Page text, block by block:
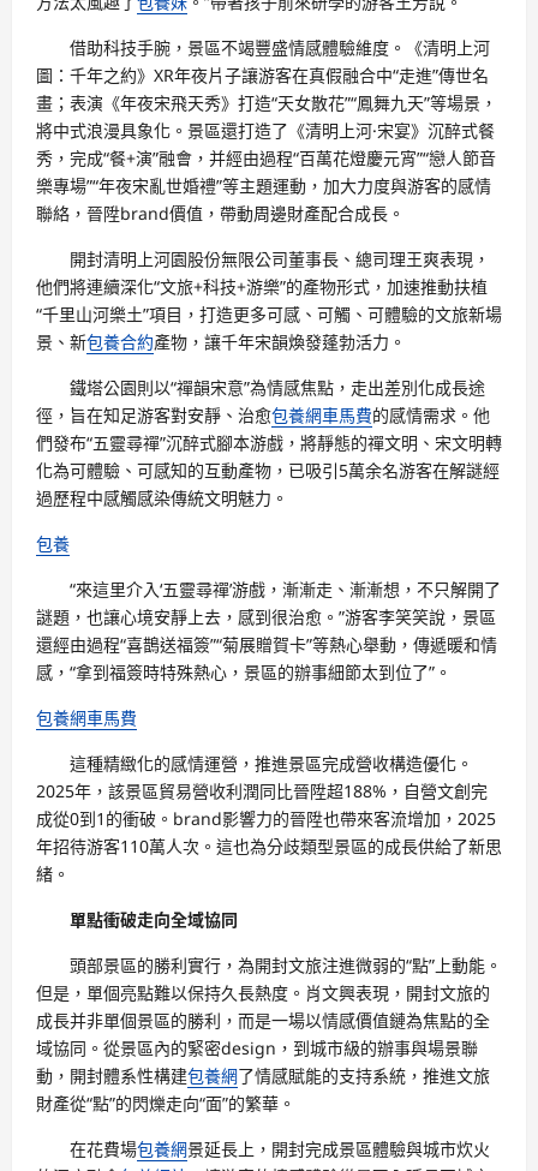
借助科技手腕，景區不竭豐盛情感體驗維度。《清明上河
圖：千年之約》XR年夜片子讓游客在真假融合中“走進”傳世名
畫；表演《年夜宋飛天秀》打造“天女散花”“鳳舞九天”等場景，
將中式浪漫具象化。景區還打造了《清明上河·宋宴》沉醉式餐
秀，完成“餐+演”融會，并經由過程“百萬花燈慶元宵”“戀人節音
樂專場”“年夜宋亂世婚禮”等主題運動，加大力度與游客的感情
聯絡，晉陞brand價值，帶動周邊財產配合成長。
開封清明上河園股份無限公司董事長、總司理王爽表現，
他們將連續深化“文旅+科技+游樂”的產物形式，加速推動扶植
“千里山河樂土”項目，打造更多可感、可觸、可體驗的文旅新場
景、新包養合約產物，讓千年宋韻煥發蓬勃活力。
鐵塔公園則以“禪韻宋意”為情感焦點，走出差別化成長途
徑，旨在知足游客對安靜、治愈包養網車馬費的感情需求。他
們發布“五靈尋禪”沉醉式腳本游戲，將靜態的禪文明、宋文明轉
化為可體驗、可感知的互動產物，已吸引5萬余名游客在解謎經
過歷程中感觸感染傳統文明魅力。
包養
“來這里介入‘五靈尋禪’游戲，漸漸走、漸漸想，不只解開了
謎題，也讓心境安靜上去，感到很治愈。”游客李笑笑說，景區
還經由過程“喜鵲送福簽”“菊展贈賀卡”等熱心舉動，傳遞暖和情
感，“拿到福簽時特殊熱心，景區的辦事細節太到位了”。
包養網車馬費
這種精緻化的感情運營，推進景區完成營收構造優化。
2025年，該景區貿易營收利潤同比晉陞超188%，自營文創完
成從0到1的衝破。brand影響力的晉陞也帶來客流增加，2025
年招待游客110萬人次。這也為分歧類型景區的成長供給了新思
緒。
單點衝破走向全域協同
頭部景區的勝利實行，為開封文旅注進微弱的“點”上動能。
但是，單個亮點難以保持久長熱度。肖文興表現，開封文旅的
成長并非單個景區的勝利，而是一場以情感價值鏈為焦點的全
域協同。從景區內的緊密design，到城市級的辦事與場景聯
動，開封體系性構建包養網了情感賦能的支持系統，推進文旅
財產從“點”的閃爍走向“面”的繁華。
在花費場包養網景延長上，開封完成景區體驗與城市炊火